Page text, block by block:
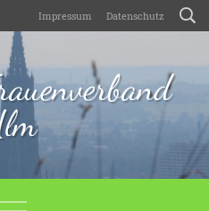
Impressum Datenschutz